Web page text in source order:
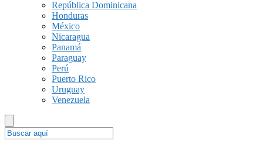
República Dominicana
Honduras
México
Nicaragua
Panamá
Paraguay
Perú
Puerto Rico
Uruguay
Venezuela